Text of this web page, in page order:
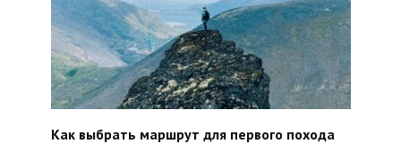
Как выбрать маршрут для первого похода